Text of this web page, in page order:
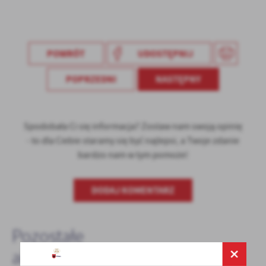
POWRÓT UDOSTĘPNIJ
POPRZEDNI NASTĘPNY
Spodobała Ci się informacja? Zostaw nam swoją opinię
- to dla Ciebie staramy się być najlepsi, a Twoje zdanie
bardzo nam w tym pomoże!
DODAJ KOMENTARZ
Pozostałe
aktualności